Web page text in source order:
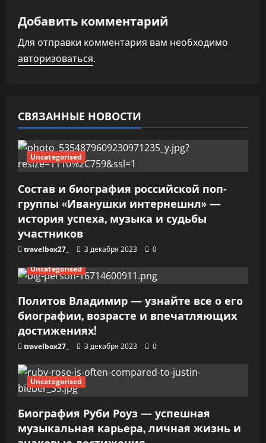
ц
и
я
о
з
а
п
и
с
я
м
Добавить комментарий
Для отправки комментария вам необходимо
авторизоваться.
СВЯЗАННЫЕ НОВОСТИ
Uncategorised
Состав и биография российской поп-
группы «Иванушки интернешнл» —
история успеха, музыка и судьбы
участников
travelbox27_ 3 декабря 2023
0
Uncategorised
Политов Владимир — узнайте все о его
биографии, возрасте и впечатляющих
достижениях!
travelbox27_ 3 декабря 2023 0
Uncategorised
Биография Руби Роуз — успешная
музыкальная карьера, личная жизнь и